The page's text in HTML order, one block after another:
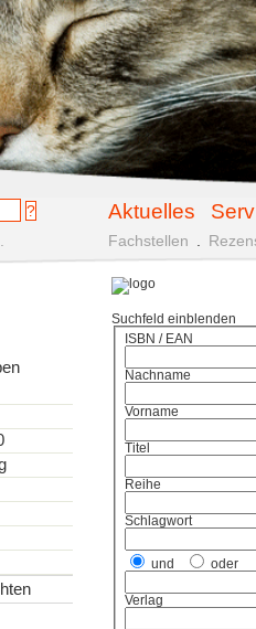
Aktuelles
Fachstellen
Suchfeld einblenden
ISBN / EAN
Nachname
Vorname
Titel
Reihe
Schlagwort
und oder
Verlag